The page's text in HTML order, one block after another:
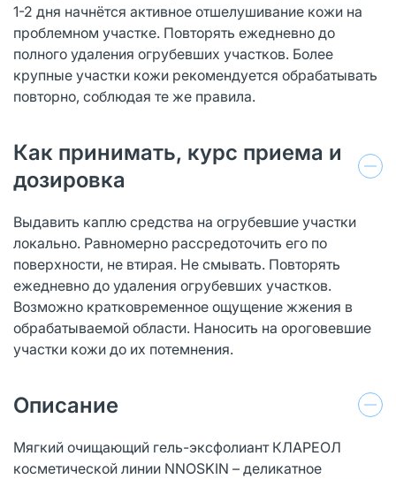
1-2 дня начнётся активное отшелушивание кожи на
проблемном участке. Повторять ежедневно до
полного удаления огрубевших участков. Более
крупные участки кожи рекомендуется обрабатывать
повторно, соблюдая те же правила.
Как принимать, курс приема и
дозировка
Выдавить каплю средства на огрубевшие участки
локально. Равномерно рассредоточить его по
поверхности, не втирая. Не смывать. Повторять
ежедневно до удаления огрубевших участков.
Возможно кратковременное ощущение жжения в
обрабатываемой области. Наносить на ороговевшие
участки кожи до их потемнения.
Описание
Мягкий очищающий гель-эксфолиант КЛАРЕОЛ
косметической линии NNOSKIN – деликатное